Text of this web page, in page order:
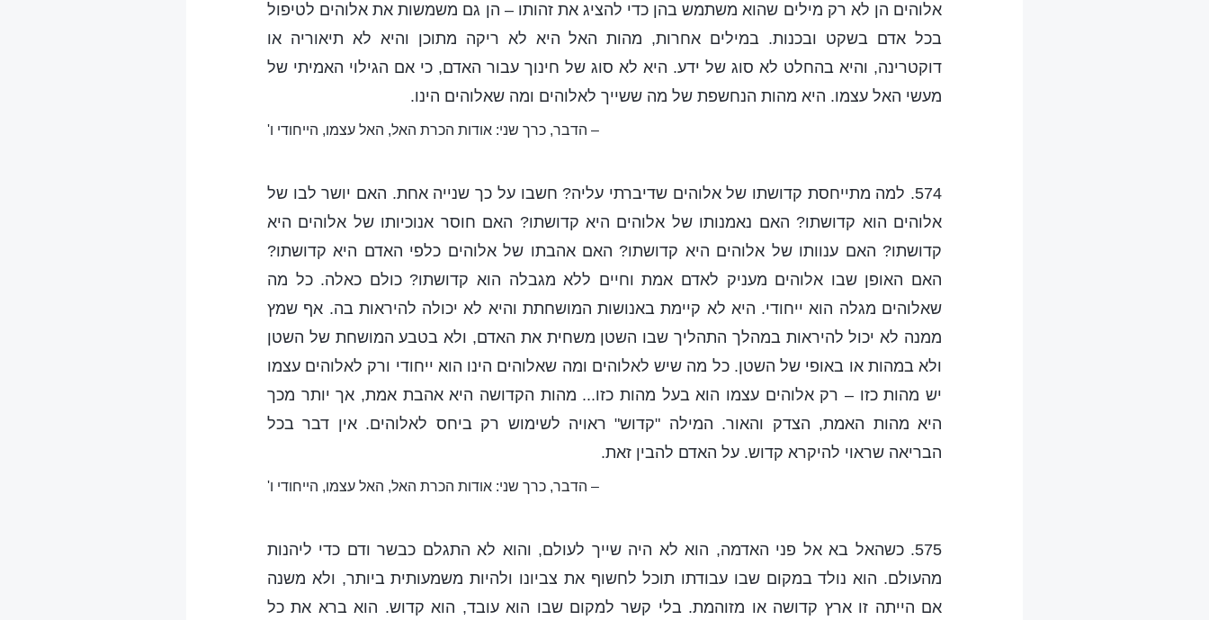
אלוהים הן לא רק מילים שהוא משתמש בהן כדי להציג את זהותו – הן גם משמשות את אלוהים לטיפול
בכל אדם בשקט ובכנות. במילים אחרות, מהות האל היא לא ריקה מתוכן והיא לא תיאוריה או
דוקטרינה, והיא בהחלט לא סוג של ידע. היא לא סוג של חינוך עבור האדם, כי אם הגילוי האמיתי של
מעשי האל עצמו. היא מהות הנחשפת של מה ששייך לאלוהים ומה שאלוהים הינו.
– הדבר, כרך שני: אודות הכרת האל, האל עצמו, הייחודי ו'
574. למה מתייחסת קדושתו של אלוהים שדיברתי עליה? חשבו על כך שנייה אחת. האם יושר לבו של
אלוהים הוא קדושתו? האם נאמנותו של אלוהים היא קדושתו? האם חוסר אנוכיותו של אלוהים היא
קדושתו? האם ענוותו של אלוהים היא קדושתו? האם אהבתו של אלוהים כלפי האדם היא קדושתו?
האם האופן שבו אלוהים מעניק לאדם אמת וחיים ללא מגבלה הוא קדושתו? כולם כאלה. כל מה
שאלוהים מגלה הוא ייחודי. היא לא קיימת באנושות המושחתת והיא לא יכולה להיראות בה. אף שמץ
ממנה לא יכול להיראות במהלך התהליך שבו השטן משחית את האדם, ולא בטבע המושחת של השטן
ולא במהות או באופי של השטן. כל מה שיש לאלוהים ומה שאלוהים הינו הוא ייחודי ורק לאלוהים עצמו
יש מהות כזו – רק אלוהים עצמו הוא בעל מהות כזו... מהות הקדושה היא אהבת אמת, אך יותר מכך
היא מהות האמת, הצדק והאור. המילה "קדוש" ראויה לשימוש רק ביחס לאלוהים. אין דבר בכל
הבריאה שראוי להיקרא קדוש. על האדם להבין זאת.
– הדבר, כרך שני: אודות הכרת האל, האל עצמו, הייחודי ו'
575. כשהאל בא אל פני האדמה, הוא לא היה שייך לעולם, והוא לא התגלם כבשר ודם כדי ליהנות
מהעולם. הוא נולד במקום שבו עבודתו תוכל לחשוף את צביונו ולהיות משמעותית ביותר, ולא משנה
אם הייתה זו ארץ קדושה או מזוהמת. בלי קשר למקום שבו הוא עובד, הוא קדוש. הוא ברא את כל